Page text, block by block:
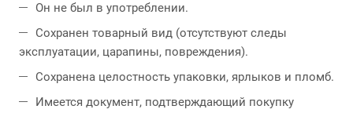
Он не был в употреблении.
Сохранен товарный вид (отсутствуют следы
эксплуатации, царапины, повреждения).
Сохранена целостность упаковки, ярлыков и пломб.
Имеется документ, подтверждающий покупку